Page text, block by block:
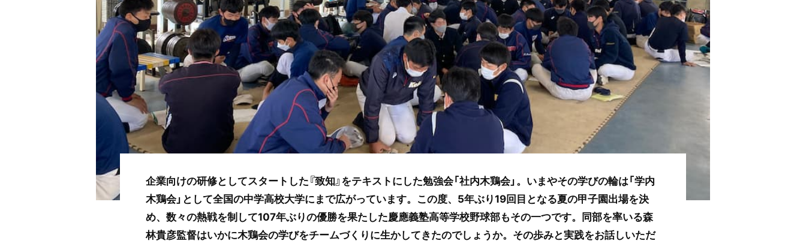
企業向けの研修としてスタートした『致知』をテキストにした勉強会「社内木鶏会」。いまやその学びの輪は「学内
木鶏会」として全国の中学高校大学にまで広がっています。この度、5年ぶり19回目となる夏の甲子園出場を決
め、数々の熱戦を制して107年ぶりの優勝を果たした慶應義塾高等学校野球部もその一つです。同部を率いる森
林貴彦監督はいかに木鶏会の学びをチームづくりに生かしてきたのでしょうか。その歩みと実践をお話しいただ